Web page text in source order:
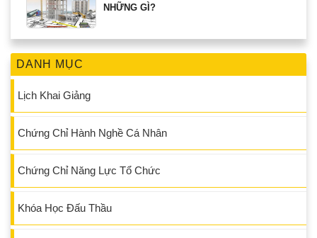
DANH MỤC
Lịch Khai Giảng
Chứng Chỉ Hành Nghề Cá Nhân
Chứng Chỉ Năng Lực Tổ Chức
Khóa Học Đấu Thầu
NHỮNG GÌ?